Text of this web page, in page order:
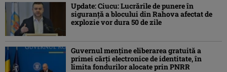
Update: Ciucu: Lucrările de punere în
siguranță a blocului din Rahova afectat de
explozie vor dura 50 de zile
Guvernul menține eliberarea gratuită a
primei cărţi electronice de identitate, în
limita fondurilor alocate prin PNRR